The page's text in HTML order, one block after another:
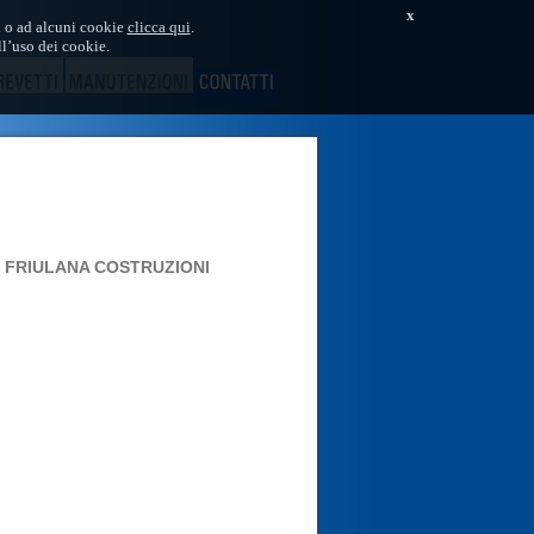
FRIULANA COSTRUZIONI
x
o ad alcuni cookie clicca qui.
dei cookie.